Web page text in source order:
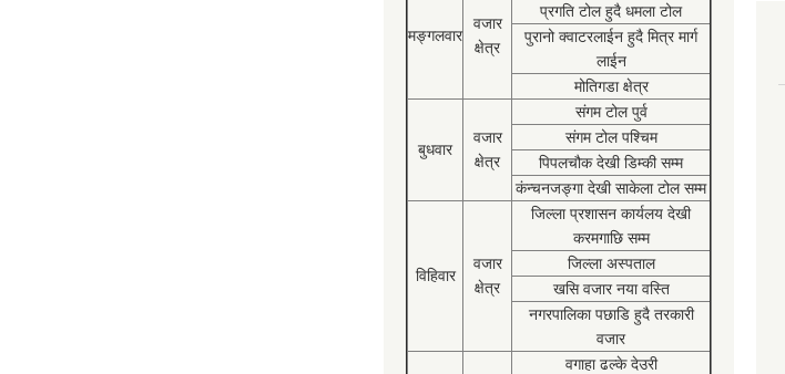
मङ्गलवार
वजार
क्षेत्र
प्रगति टोल हुदै धमला टोल
पुरानो क्वाटरलाईन हुदै मित्र मार्ग
लाईन
मोतिगडा क्षेत्र
बुधवार
वजार
क्षेत्र
संगम टोल पुर्व
संगम टोल पश्चिम
पिपलचौक देखी डिम्की सम्म
कंन्चनजङ्गा देखी साकेला टोल सम्म
विहिवार
वजार
क्षेत्र
जिल्ला प्रशासन कार्यलय देखी
करमगाछि सम्म
जिल्ला अस्पताल
खसि वजार नया वस्ति
नगरपालिका पछाडि हुदै तरकारी
वजार
वगाहा ढल्के देउरी